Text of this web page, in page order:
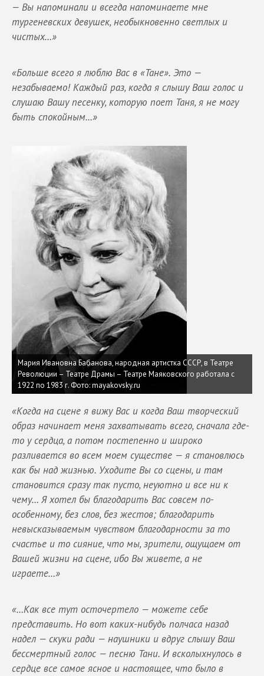
— Вы напоминали и всегда напоминаете мне
тургеневских девушек, необыкновенно светлых и
чистых…»
«Больше всего я люблю Вас в «Тане». Это —
незабываемо! Каждый раз, когда я слышу Ваш голос и
слушаю Вашу песенку, которую поет Таня, я не могу
быть спокойным…»
Мария Ивановна Бабанова, народная артистка СССР, в Театре
Революции – Театре Драмы – Театре Маяковского работала с
1922 по 1983 г.Фото: mayakovsky.ru
«Когда на сцене я вижу Вас и когда Ваш творческий
образ начинает меня захватывать всего, сначала где-
то у сердца, а потом постепенно и широко
разливается во всем моем существе — я становлюсь
как бы над жизнью. Уходите Вы со сцены, и там
становится сразу так пусто, неуютно и все ни к
чему… Я хотел бы благодарить Вас совсем по-
особенному, без слов, без жестов; благодарить
невысказываемым чувством благодарности за то
счастье и то сияние, что мы, зрители, ощущаем от
Вашей жизни на сцене, ибо Вы живете, а не
играете…»
«…Как все тут осточертело — можете себе
представить. Но вот каких-нибудь полчаса назад
надел — скуки ради — наушники и вдруг слышу Ваш
бессмертный голос — песню Тани. И всколыхнулось в
сердце все самое ясное и настоящее, что было в